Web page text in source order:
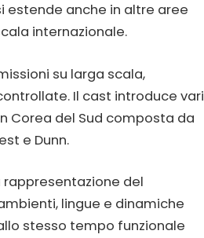
estende anche in altre aree
internazionale.
su larga scala,
Il cast introduce vari
Corea del Sud composta da
e Dunn.
del
lingue e dinamiche
stesso tempo funzionale